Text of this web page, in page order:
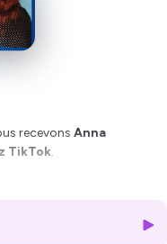
recevons Anna
TikTok.
Toulousain depuis
forte : travailler